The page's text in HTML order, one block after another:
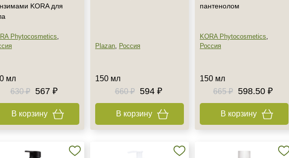
KORA для
Phytocosmetics,
мл
630 ₽
567 ₽
В корзину
Plazan, Россия
150 мл
660 ₽
594 ₽
В корзину
пантенолом
KORA Phytocosmetics,
Россия
150 мл
665 ₽ 598.50 ₽
В корзину